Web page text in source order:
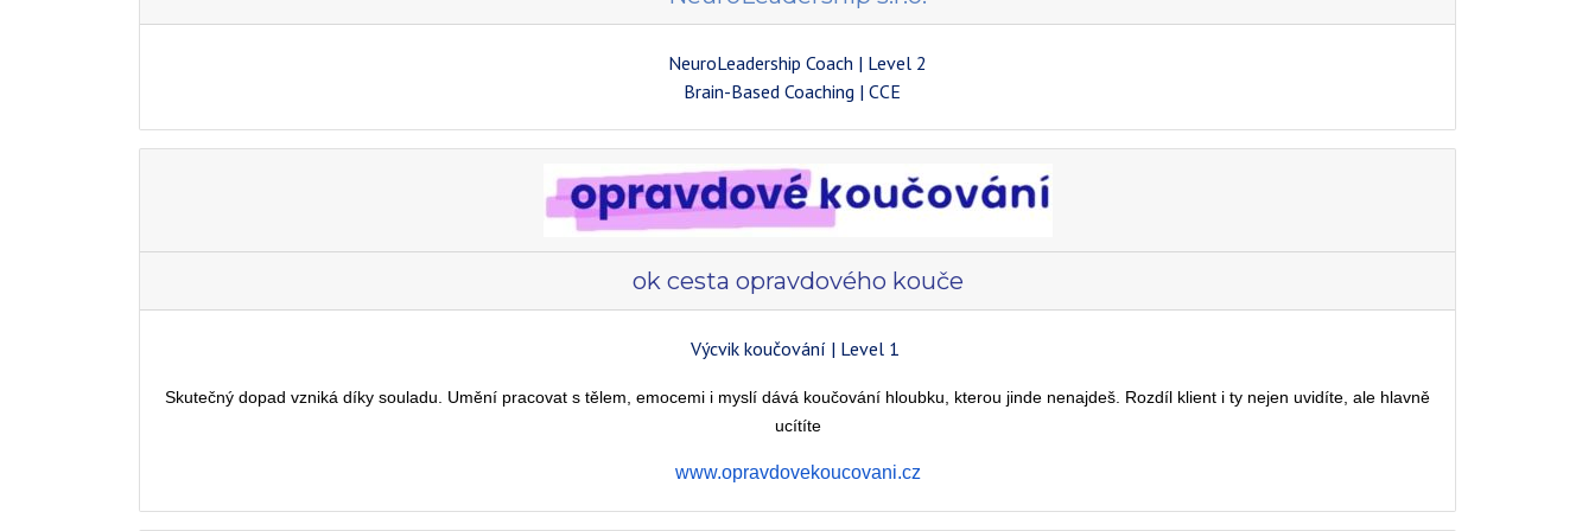
NeuroLeadership Coach | Level 2
Brain-Based Coaching | CCE
ok cesta opravdového kouče
Výcvik koučování | Level 1
Skutečný dopad vzniká díky souladu. Umění pracovat s tělem, emocemi i myslí dává koučování hloubku, kterou jinde nenajdeš. Rozdíl klient i ty nejen uvidíte, ale hlavně
ucítíte
www.opravdovekoucovani.cz